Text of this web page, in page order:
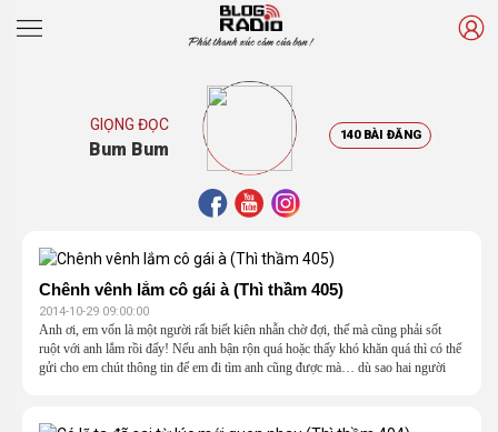
Phát thanh xúc cảm của bạn !
GIỌNG ĐỌC
Bum Bum
140 BÀI ĐĂNG
Chênh vênh lắm cô gái à (Thì thầm 405)
2014-10-29 09:00:00
Anh ơi, em vốn là một người rất biết kiên nhẫn chờ đợi, thế mà cũng phải sốt
ruột với anh lắm rồi đấy! Nếu anh bận rộn quá hoặc thấy khó khăn quá thì có thể
gửi cho em chút thông tin để em đi tìm anh cũng được mà… dù sao hai người